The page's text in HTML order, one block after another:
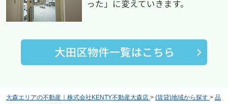
った」に変えていきます。
大森エリアの不動産｜株式会社KENTY不動産大森店 > (賃貸)地域から探す > 品